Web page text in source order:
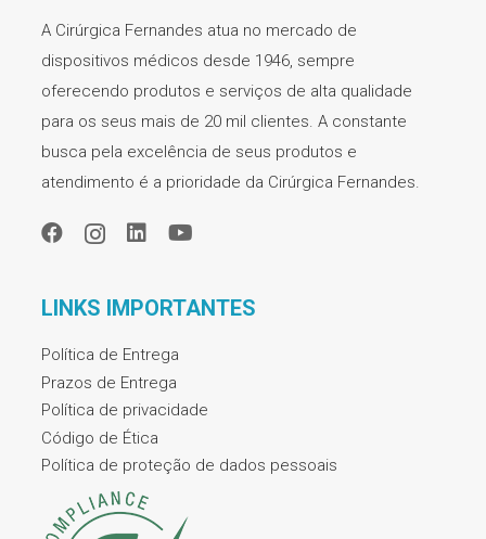
A Cirúrgica Fernandes atua no mercado de
dispositivos médicos desde 1946, sempre
oferecendo produtos e serviços de alta qualidade
para os seus mais de 20 mil clientes. A constante
busca pela excelência de seus produtos e
atendimento é a prioridade da Cirúrgica Fernandes.
LINKS IMPORTANTES
Política de Entrega
Prazos de Entrega
Política de privacidade
Código de Ética
Política de proteção de dados pessoais